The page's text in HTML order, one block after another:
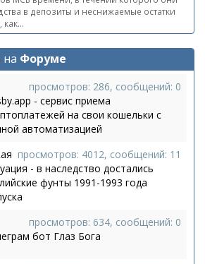
в депозиты и неснижаемые остатки
Форуме
просмотров: 286, сообщений: 0
- сервис приема
на свои кошельки с
автоматизацией
просмотров: 4012, сообщений: 11
- в наследство достались
фунты 1991-1993 года
просмотров: 634, сообщений: 0
бот Глаз Бога